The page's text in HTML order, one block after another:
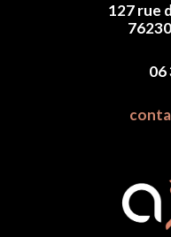
127 rue
06